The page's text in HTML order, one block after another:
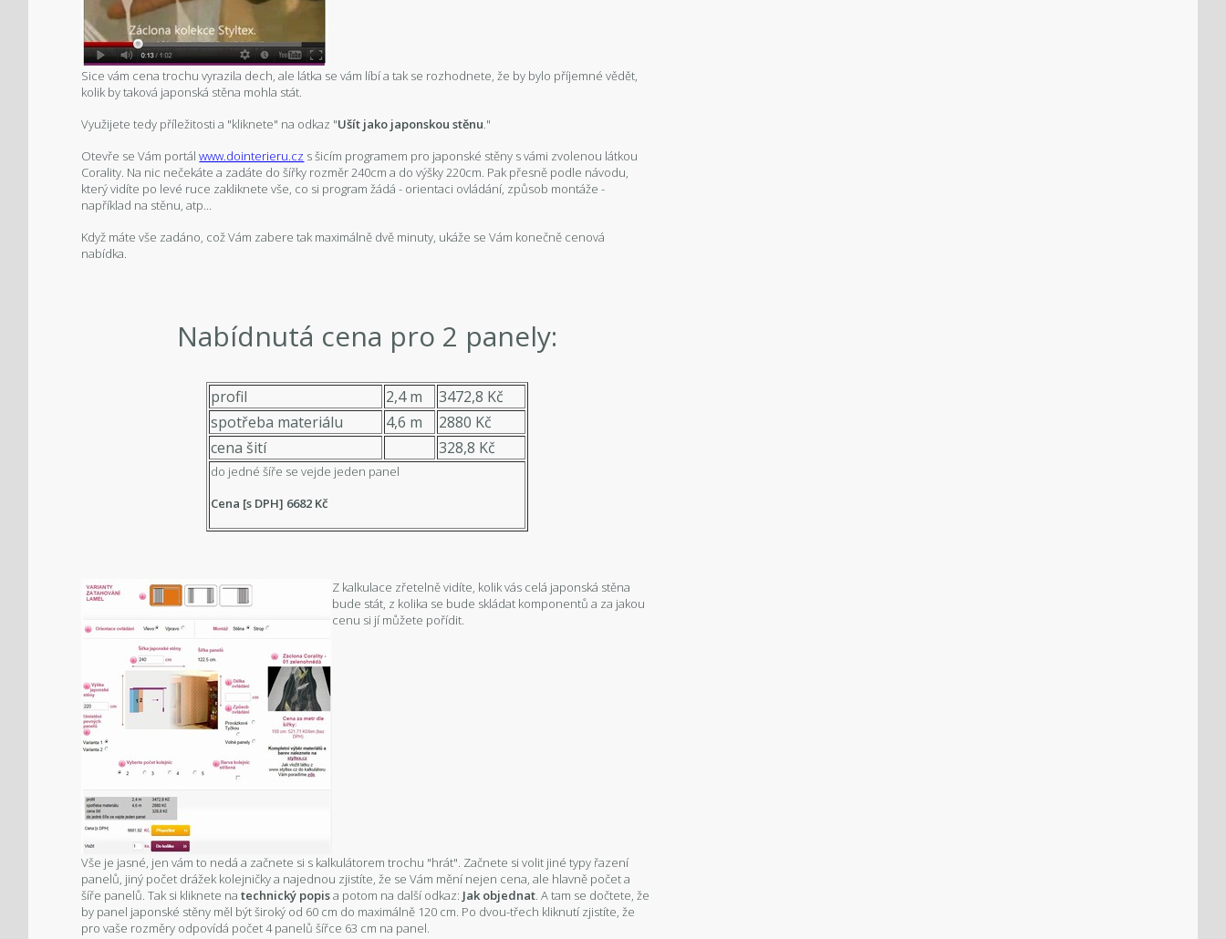
Sice vám cena trochu vyrazila dech, ale látka se vám líbí a tak se rozhodnete, že by bylo příjemné vědět,
kolik by taková japonská stěna mohla stát.
Využijete tedy příležitosti a "kliknete" na odkaz "Ušít jako japonskou stěnu."
Otevře se Vám portálwww.dointerieru.cz s šicím programem pro japonské stěny s vámi zvolenou látkou
Corality. Na nic nečekáte a zadáte do šířky rozměr 240cm a do výšky 220cm. Pak přesně podle návodu,
který vidíte po levé ruce zakliknete vše, co si program žádá - orientaci ovládání, způsob montáže -
například na stěnu, atp...
Když máte vše zadáno, což Vám zabere tak maximálně dvě minuty, ukáže se Vám konečně cenová
nabídka.
Nabídnutá cena pro 2 panely:
profil 2,4 m
3472,8 Kč
spotřeba materiálu
4,6 m
2880 Kč
cena šití
328,8 Kč
do jedné šíře se vejde jeden panel
Cena [s DPH] 6682 Kč
Z kalkulace zřetelně vidíte, kolik vás celá japonská stěna
bude stát, z kolika se bude skládat komponentů a za jakou
cenu si jí můžete pořídit.
Vše je jasné, jen vám to nedá a začnete si s kalkulátorem trochu "hrát". Začnete si volit jiné typy řazení
panelů, jiný počet drážek kolejničky a najednou zjistíte, že se Vám mění nejen cena, ale hlavně počet a
šíře panelů. Tak si kliknete natechnický popisa potom na další odkaz: Jak objednat. A tam se dočtete, že
by panel japonské stěny měl být široký od 60 cm do maximálně 120 cm. Po dvou-třech kliknutí zjistíte, že
pro vaše rozměry odpovídá počet 4 panelů šířce 63 cm na panel.